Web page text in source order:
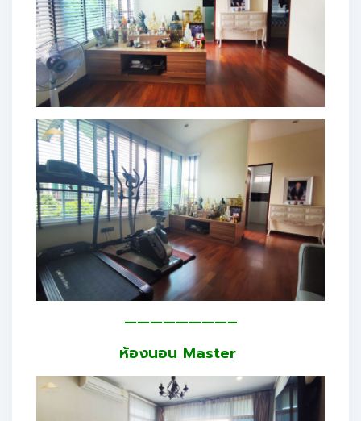
————————–
ห้องนอน Master